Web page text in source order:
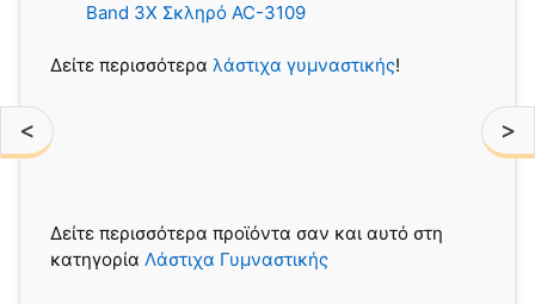
< >
Band 3X Σκληρό AC-3109
Δείτε περισσότερα λάστιχα γυμναστικής!
Δείτε περισσότερα προϊόντα σαν και αυτό στη
κατηγορία Λάστιχα Γυμναστικής